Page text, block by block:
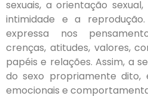
sexuais, a orientação
intimidade e a
expressa nos
crenças, atitudes, valores,
papéis e relações. Assim, a
do sexo propriamente dito,
emocionais e